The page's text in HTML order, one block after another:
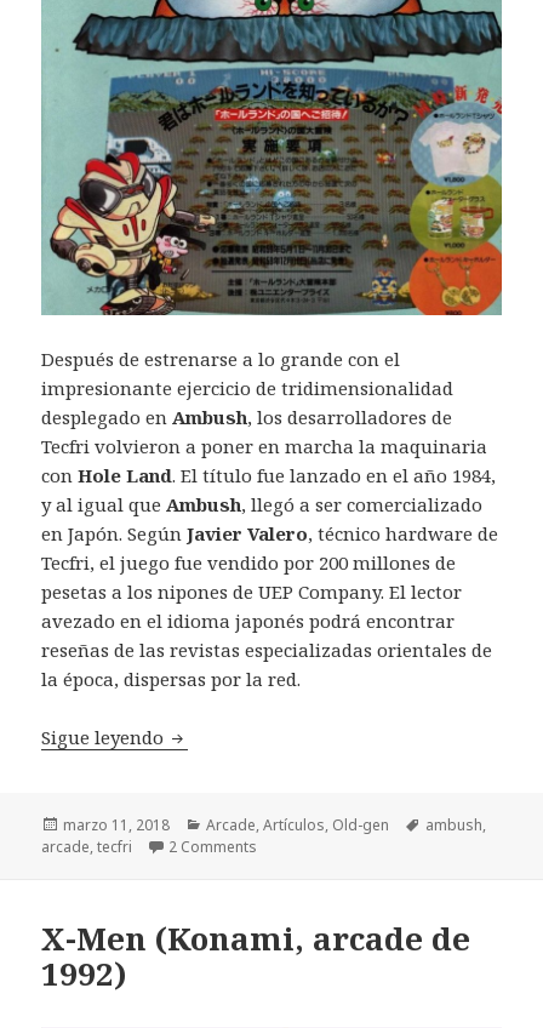
Después de estrenarse a lo grande con el
impresionante ejercicio de tridimensionalidad
desplegado en Ambush, los desarrolladores de
Tecfri volvieron a poner en marcha la maquinaria
conHole Land. El título fue lanzado en el año 1984,
y al igual que Ambush, llegó a ser comercializado
en Japón. SegúnJavier Valero, técnico hardware de
Tecfri, el juego fue vendido por 200 millones de
pesetas a los nipones de UEP Company. El lector
avezado en el idioma japonés podrá encontrar
reseñas de las revistas especializadas orientales de
la época, dispersas por la red.
Sigue leyendo Hole Land, el juego más japonés de Tecfri
Publicado
el
marzo 11, 2018 Categorías
Arcade,Artículos, Old-gen Etiquetas
ambush,
arcade,tecfri 2 Comments
X-Men (Konami, arcade de
1992)